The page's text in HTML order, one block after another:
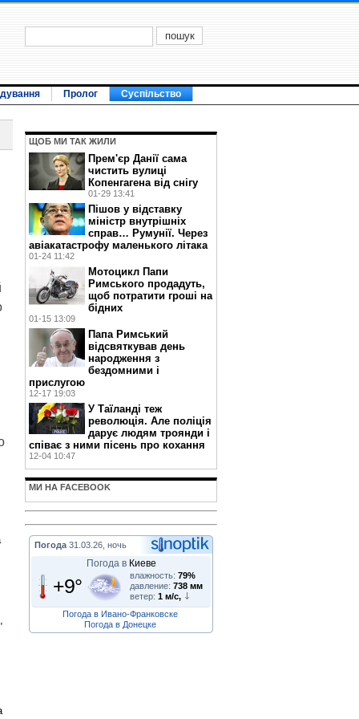
Пролог Суспільство
ЩОБ МИ ТАК ЖИЛИ
Прем'єр Данії сама
чистить вулиці
Копенгагена від снігу
01-29 13:41
Пішов у відставку
міністр внутрішніх
справ… Румунії. Через
авіакатастрофу маленького літака
01-24 11:42
Мотоцикл Папи
Римського продадуть,
щоб потратити гроші на
бідних
01-15 13:09
Папа Римський
відсвяткував день
народження з
бездомними і
прислугою
12-17 19:03
У Таїланді теж
революція. Але поліція
дарує людям троянди і
співає з ними пісень про кохання
12-04 10:47
МИ НА FACEBOOK
Погода 31.03.26, ночь
Погода в Киеве
+9° влажность: 79%
давление: 738 мм
ветер: 1 м/с,
Погода в Ивано-Франковске
Погода в Донецке